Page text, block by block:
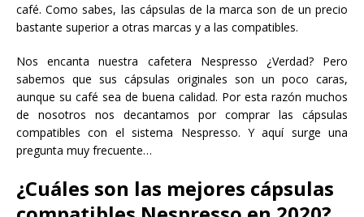
café. Como sabes, las cápsulas de la marca son de un precio
bastante superior a otras marcas y a las compatibles.
Nos encanta nuestra cafetera Nespresso ¿Verdad? Pero
sabemos que sus cápsulas originales son un poco caras,
aunque su café sea de buena calidad. Por esta razón muchos
de nosotros nos decantamos por comprar las cápsulas
compatibles con el sistema Nespresso. Y aquí surge una
pregunta muy frecuente…
¿Cuáles son las mejores cápsulas